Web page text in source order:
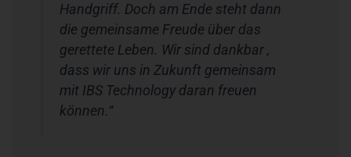
Handgriff. Doch am Ende steht dann
die gemeinsame Freude über das
gerettete Leben. Wir sind dankbar ,
dass wir uns in Zukunft gemeinsam
mit IBS Technology daran freuen
können.“